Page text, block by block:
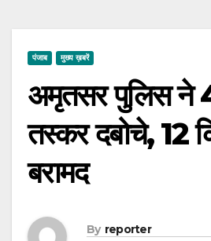
पंजाब मुख्य ख़बरें
अमृतसर पुलिस ने
तस्कर दबोचे, 12
बरामद
By reporter